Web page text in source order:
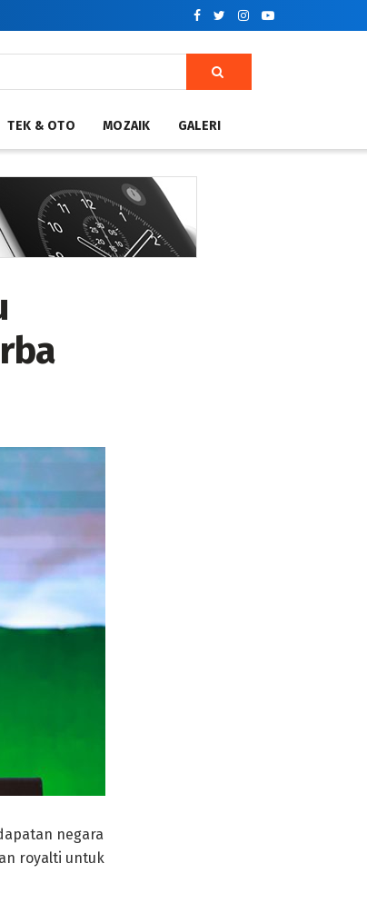
TEK & OTO MOZAIK GALERI
negara
royalti untuk